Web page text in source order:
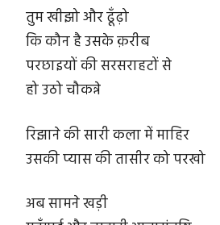
तुम खीझो और ढूँढ़ो
कि कौन है उसके क़रीब
परछाइयों की सरसराहटों से
हो उठो चौकन्ने
रिझाने की सारी कला में माहिर
उसकी प्यास की तासीर को परखो
अब सामने खड़ी